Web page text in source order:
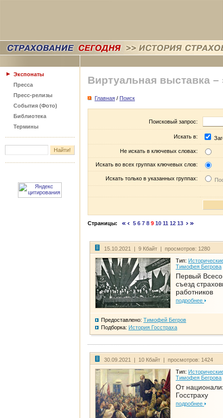
Экспонаты
Пресса
Пресс-релизы
События (Фото)
Библиотека
Термины
Виртуальная выставка –
Главная / Поиск
Поисковый запрос:
Искать в:
Не искать в ключевых словах:
Искать во всех группах ключевых слов:
Искать только в указанных группах:
Страницы: 5 6 7 8 9 10 11 12 13
15.10.2021 | 9 Кбайт | просмотров: 1280
Тип:
Тимофея Бегрова
Первый
съезд
работников
подробнее
Предоставлено: Тимофей Бегров
Подборка: История Госстраха
30.09.2021 | 10 Кбайт | просмотров: 1424
Тип:
Тимофея Бегрова
От
Госстраху
подробнее